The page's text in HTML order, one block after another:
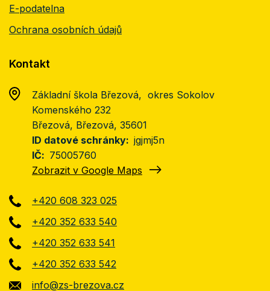
E-podatelna
Ochrana osobních údajů
Kontakt
Základní škola Březová, okres Sokolov
Komenského 232
Březová, Březová, 35601
ID datové schránky
jgjmj5n
IČ
75005760
Zobrazit v Google Maps
+420 608 323 025
+420 352 633 540
+420 352 633 541
+420 352 633 542
info@zs-brezova.cz